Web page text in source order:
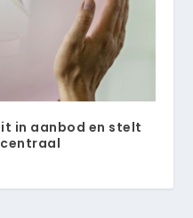
in aanbod en stelt